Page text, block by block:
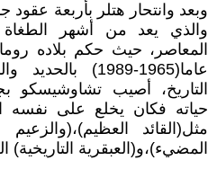
وبعد وانتحار هتلر بأربعة
والذي يعد من أشهر الطغاة
المعاصر، حيث حكم بلاده
عاما(1965-1989)
التاريخ، أصيب تشاوشيسكو
حياته فكان يخلع على نفسه
مثل(القائد العظيم)،(والزعيم
المضيء)،و(العبقرية التاريخية)